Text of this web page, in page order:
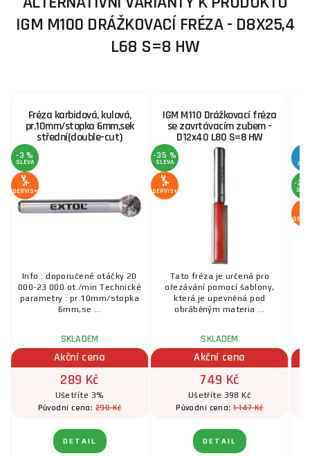
IGM M100 DRÁŽKOVACÍ FRÉZA - D8X25,4
L68 S=8 HW
Fréza karbidová, kulová,
pr.10mm/stopka 6mm,sek
střední(double-cut)
-3 %
SLEVA
SERVIS+
Info : doporučené otáčky 20
000-23 000 ot./min Technické
parametry : pr.10mm/stopka
6mm,se ...
SKLADEM
Akční cena
289 Kč
Ušetříte 3%
Původní cena:298 Kč
DETAIL
IGM M110 Drážkovací fréza
se zavrtávacím zubem -
D12x40 L80 S=8 HW
-35 %
SLEVA
SERVIS+
Tato fréza je určená pro
ořezávání pomocí šablony,
která je upevněná pod
obráběným materia ...
SKLADEM
Akční cena
749 Kč
Ušetříte 398 Kč
Původní cena:1 147 Kč
DETAIL
-27